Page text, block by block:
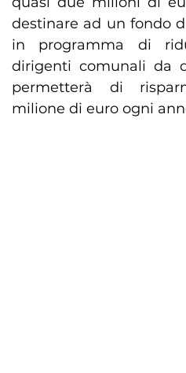
destinare ad un fondo
in programma di
dirigenti comunali da
permetterà di
milione di euro ogni